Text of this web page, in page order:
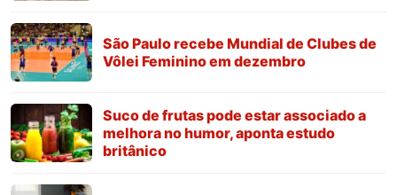
São Paulo recebe Mundial de Clubes de
Vôlei Feminino em dezembro
Suco de frutas pode estar associado a
melhora no humor, aponta estudo
britânico